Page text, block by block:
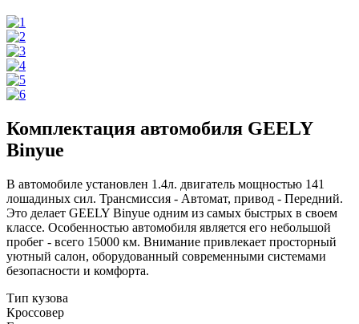
Комплектация автомобиля GEELY
Binyue
В автомобиле установлен 1.4л. двигатель мощностью 141
лошадиных сил. Трансмиссия - Автомат, привод - Передний.
Это делает GEELY Binyue одним из самых быстрых в своем
классе. Особенностью автомобиля является его небольшой
пробег - всего 15000 км. Внимание привлекает просторный
уютный салон, оборудованный современными системами
безопасности и комфорта.
Тип кузова
Кроссовер